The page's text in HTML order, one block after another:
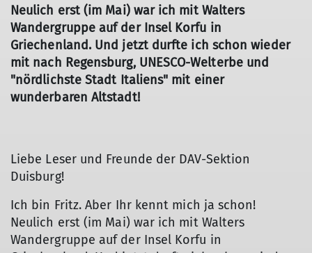
Neulich erst (im Mai) war ich mit Walters
Wandergruppe auf der Insel Korfu in
Griechenland. Und jetzt durfte ich schon wieder
mit nach Regensburg, UNESCO-Welterbe und
"nördlichste Stadt Italiens" mit einer
wunderbaren Altstadt!
Liebe Leser und Freunde der DAV-Sektion
Duisburg!
Ich bin Fritz. Aber Ihr kennt mich ja schon!
Neulich erst (im Mai) war ich mit Walters
Wandergruppe auf der Insel Korfu in